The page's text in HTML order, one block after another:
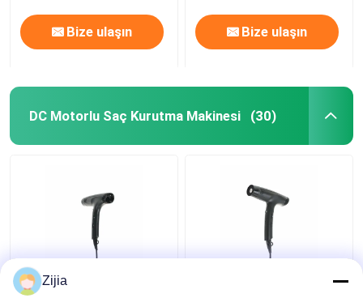
Bize ulaşın Bize ulaşın
DC Motorlu Saç Kurutma Makinesi (30)
Yüksek Hızlı DC
Zijia